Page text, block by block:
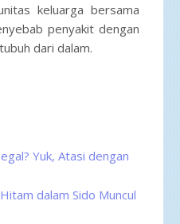
keluarga bersama
penyakit dengan
dari dalam.
Yuk, Atasi dengan
dalam Sido Muncul